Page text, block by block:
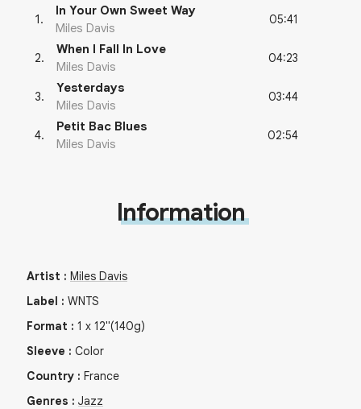
1.
In Your Own Sweet Way
Miles Davis
05:41
2.
When I Fall In Love
Miles Davis
04:23
3.
Yesterdays
Miles Davis
03:44
4.
Petit Bac Blues
Miles Davis
02:54
Information
Artist : Miles Davis
Label : WNTS
Format : 1 x 12"(140g)
Sleeve : Color
Country : France
Genres : Jazz